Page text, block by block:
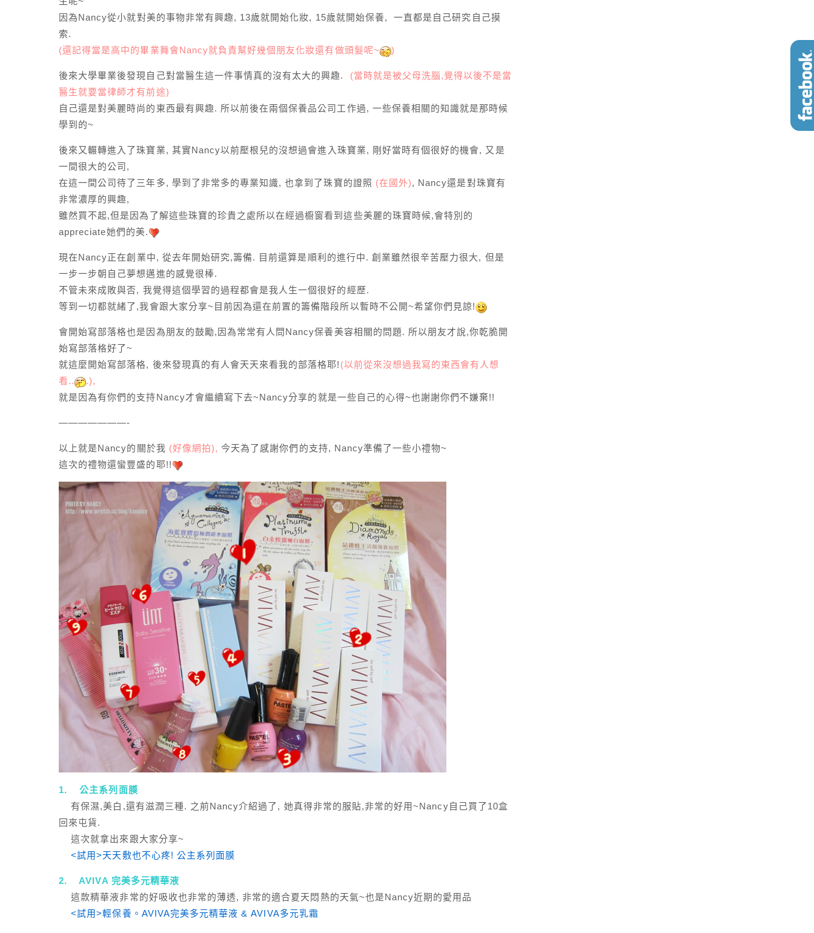
因為Nancy從小就對美的事物非常有興趣, 13歲就開始化妝, 15歲就開始保養, 一直都是自己研究自己摸
索.
(還記得當是高中的畢業舞會Nancy就負責幫好幾個朋友化妝還有做頭髮呢~
)
後來大學畢業後發現自己對當醫生這一件事情真的沒有太大的興趣. (當時就是被父母洗腦,覺得以後不是當
醫生就要當律師才有前途)
自己還是對美麗時尚的東西最有興趣. 所以前後在兩個保養品公司工作過, 一些保養相關的知識就是那時候
學到的~
後來又輾轉進入了珠寶業, 其實Nancy以前壓根兒的沒想過會進入珠寶業, 剛好當時有個很好的機會, 又是
一間很大的公司,
在這一間公司待了三年多, 學到了非常多的專業知識, 也拿到了珠寶的證照 (在國外), Nancy還是對珠寶有
非常濃厚的興趣,
雖然買不起,但是因為了解這些珠寶的珍貴之處所以在經過櫥窗看到這些美麗的珠寶時候,會特別的
appreciate她們的美.
現在Nancy正在創業中, 從去年開始研究,籌備. 目前還算是順利的進行中. 創業雖然很辛苦壓力很大, 但是
一步一步朝自己夢想邁進的感覺很棒.
不管未來成敗與否, 我覺得這個學習的過程都會是我人生一個很好的經歷.
等到一切都就緒了,我會跟大家分享~目前因為還在前置的籌備階段所以暫時不公開~希望你們見諒!
會開始寫部落格也是因為朋友的鼓勵,因為常常有人問Nancy保養美容相關的問題. 所以朋友才說,你乾脆開
始寫部落格好了~
就這麼開始寫部落格, 後來發現真的有人會天天來看我的部落格耶! (以前從來沒想過我寫的東西會有人想
看..
.),
就是因為有你們的支持Nancy才會繼續寫下去~Nancy分享的就是一些自己的心得~也謝謝你們不嫌棄!!
———————-
以上就是Nancy的關於我 (好像網拍), 今天為了感謝你們的支持, Nancy準備了一些小禮物~
這次的禮物還蠻豐盛的耶!!
1. 公主系列面膜
有保濕,美白,還有滋潤三種. 之前Nancy介紹過了, 她真得非常的服貼,非常的好用~Nancy自己買了10盒
回來屯貨.
這次就拿出來跟大家分享~
<試用>天天敷也不心疼! 公主系列面膜
2. AVIVA 完美多元精華液
這款精華液非常的好吸收也非常的薄透, 非常的適合夏天悶熱的天氣~也是Nancy近期的愛用品
<試用>輕保養。AVIVA完美多元精華液 & AVIVA多元乳霜